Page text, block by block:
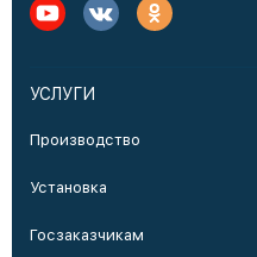
УСЛУГИ
Производство
Установка
Госзаказчикам